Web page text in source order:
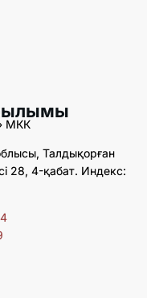
МКК
Талдықорған
28, 4-қабат. Индекс: